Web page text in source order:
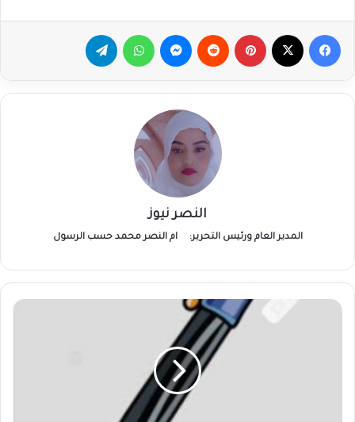
فيسبوك بينتيريست ماسنجر واتساب
النصر نيوز
المدير العام ورئيس التحرير: ام النصر محمد حسب الرسول